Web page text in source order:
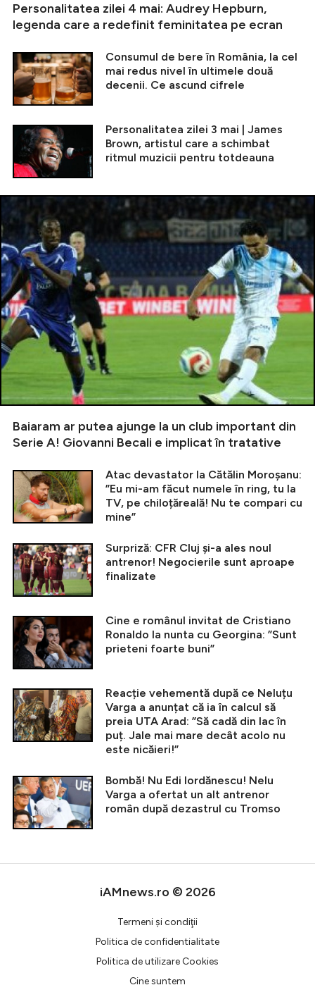
Personalitatea zilei 4 mai: Audrey Hepburn,
legenda care a redefinit feminitatea pe ecran
Consumul de bere în România, la cel
mai redus nivel în ultimele două
decenii. Ce ascund cifrele
Personalitatea zilei 3 mai | James
Brown, artistul care a schimbat
ritmul muzicii pentru totdeauna
Baiaram ar putea ajunge la un club important din
Serie A! Giovanni Becali e implicat în tratative
Atac devastator la Cătălin Moroșanu:
”Eu mi-am făcut numele în ring, tu la
TV, pe chiloțăreală! Nu te compari cu
mine”
Surpriză: CFR Cluj și-a ales noul
antrenor! Negocierile sunt aproape
finalizate
Cine e românul invitat de Cristiano
Ronaldo la nunta cu Georgina: ”Sunt
prieteni foarte buni”
Reacție vehementă după ce Neluțu
Varga a anunțat că ia în calcul să
preia UTA Arad: ”Să cadă din lac în
puț. Jale mai mare decât acolo nu
este nicăieri!”
Bombă! Nu Edi Iordănescu! Nelu
Varga a ofertat un alt antrenor
român după dezastrul cu Tromso
iAMnews.ro © 2026
Termeni şi condiţii
Politica de confidentialitate
Politica de utilizare Cookies
Cine suntem